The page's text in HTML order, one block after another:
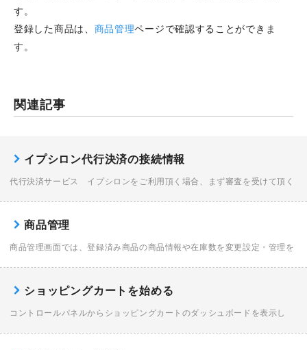
す。
登録した商品は、 商品管理ページで確認することができま
す。
関連記事
イプシロン代行決済の接続情報
代行決済サービス イプシロンをご利用頂く場合、まず審査を受けて頂く
様のサイトとイ […]
商品管理
商品管理画面では、登録済み商品の商品情報や在庫数を変更設定・管理を
から表示順を選ぶこ […]
ショッピングカートを始める
コントロールパネルからショッピングカートのダッシュボードを表示し